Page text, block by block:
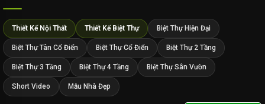
Thiết Kế Nội Thất Thiết Kế Biệt Thự Biệt Thự Hiện Đại
Biệt Thự Tân Cổ Điển Biệt Thự Cổ Điển Biệt Thự 2 Tầng
Biệt Thự 3 Tầng Biệt Thự 4 Tầng Biệt Thự Sân Vườn
Short Video Mẫu Nhà Đẹp